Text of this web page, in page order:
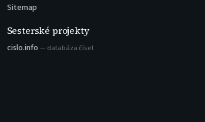
Sitemap
Sesterské projekty
cislo.info — databáza čísel